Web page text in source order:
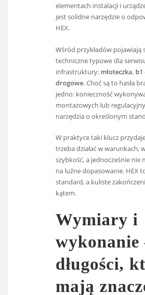
elementach instalacji i
jest solidne narzędzie o
HEX.
Wśród przykładów pojawiają
techniczne typowe dla
infrastruktury: młoteczka, b1
drogowe. Choć są to hasła
jedno: konieczność
montażowych lub
narzędzia o określonym
W praktyce taki klucz
trzeba działać w warunkach,
szybkość, a jednocześnie nie
na luźne dopasowanie. HEX
standard, a kuliste
kątem.
Wymiary i
wykonanie
długości,
mają